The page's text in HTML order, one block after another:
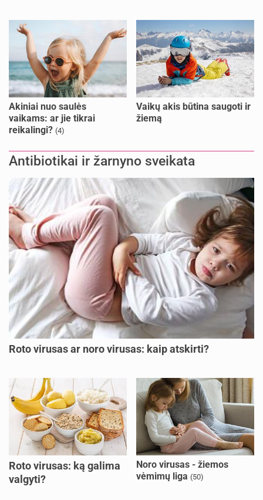
Akiniai nuo saulės
vaikams: ar jie tikrai
reikalingi? (4)
Vaikų akis būtina saugoti ir
žiemą
Antibiotikai ir žarnyno sveikata
Roto virusas ar noro virusas: kaip atskirti?
Roto virusas: ką galima
valgyti?
Noro virusas - žiemos
vėmimų liga (50)